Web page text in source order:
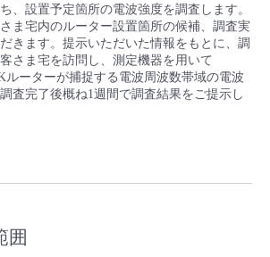
ューを見る
ューを見る
管理
バー
利用
ラクチャー
ンス
、設置予定箇所の電波強度を調査します。
ま宅内のルーター設置箇所の候補、調査実
きます。提示いただいた情報をもとに、調
さま宅を訪問し、測定機器を用いて
ルーターが捕捉する電波周波数帯域の電波
査完了後概ね1週間で調査結果をご提示し
囲